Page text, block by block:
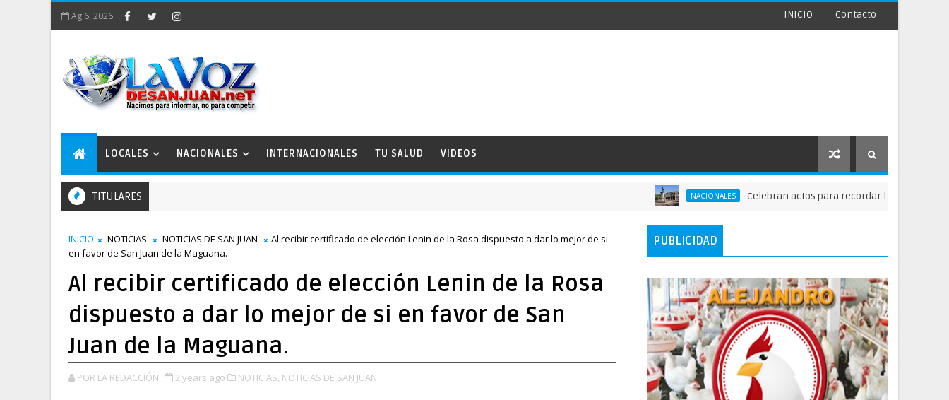
Ag 6, 2026 INICIO Contacto
LOCALES NACIONALES INTERNACIONALES TU SALUD VIDEOS
TITULARES NACIONALES Celebran actos para recordar la fundación de Santo
INICIO NOTICIAS NOTICIAS DE SAN JUAN
Al recibir certificado de elección Lenin de la Rosa dispuesto a dar lo mejor de si
en favor de San Juan de la Maguana.
Al recibir certificado de elección Lenin de la Rosa
dispuesto a dar lo mejor de si en favor de San
Juan de la Maguana.
POR LA REDACCIÓN 2 years ago NOTICIAS, NOTICIAS DE SAN JUAN,
PUBLICIDAD